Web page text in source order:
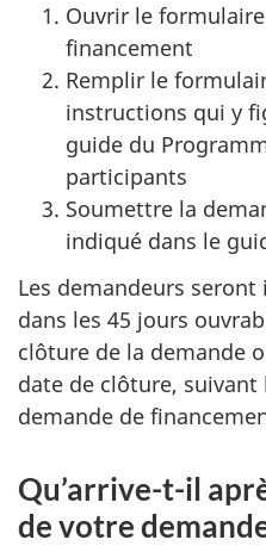
Ouvrir le
financement
Remplir le
instructions qui y
guide du
participants
Soumettre la
indiqué dans le
Les demandeurs
dans les 45 jours
clôture de la demande
date de clôture, suivant
demande de
Qu’arrive-t-il
de votre